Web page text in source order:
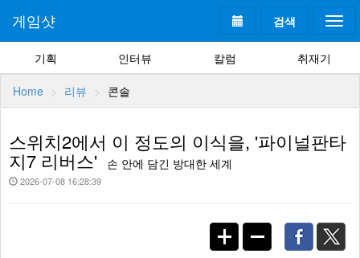
검색
게임샷
기획 인터뷰 칼럼 취재기
Home 리뷰 콘솔
스위치2에서 이 정도의 이식을, '파이널판타
지7 리버스' 손 안에 담긴 방대한 세계
2026-07-08 16:28:39